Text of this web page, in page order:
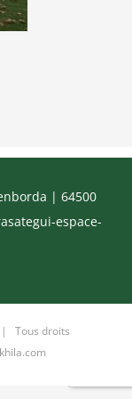
| 64500
espace-
| Tous droits